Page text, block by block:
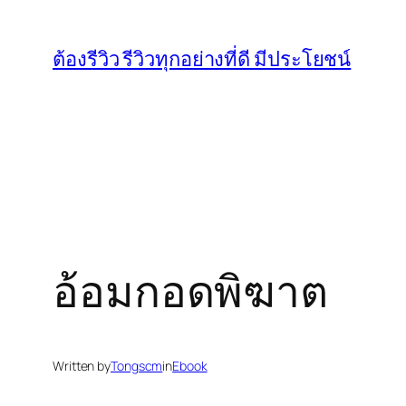
content
ต้องรีวิว รีวิวทุกอย่างที่ดี มีประโยชน์
อ้อมกอดพิฆาต
Written byTongscminEbook